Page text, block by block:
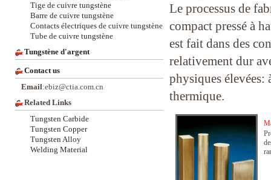
Tige de cuivre tungstène
Barre de cuivre tungstène
Contacts électriques de cuivre tungstène
Tube de cuivre tungstène
Tungstène d'argent
Contact us
Email:ebiz@ctia.com.cn
Related Links
Tungsten Carbide
Tungsten Copper
Tungsten Alloy
Welding Material
Le processus de
compact pressé à
est fait dans des
relativement dur
physiques élevées:
thermique.